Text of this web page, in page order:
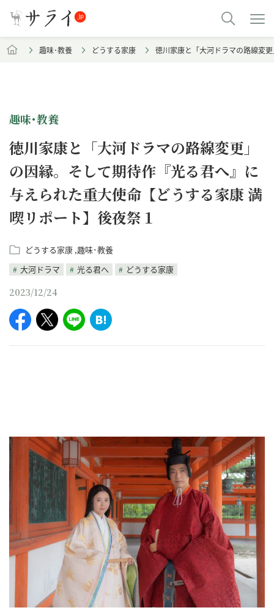
趣味･教養 どうする家康 徳川家康と「大河ドラマの路線変
趣味･教養
徳川家康と「大河ドラマの路線変更」
の因縁。そして期待作『光る君へ』に
与えられた重大使命【どうする家康 満
喫リポート】後夜祭１
どうする家康 趣味･教養
大河ドラマ
光る君へ どうする家康
2023/12/24